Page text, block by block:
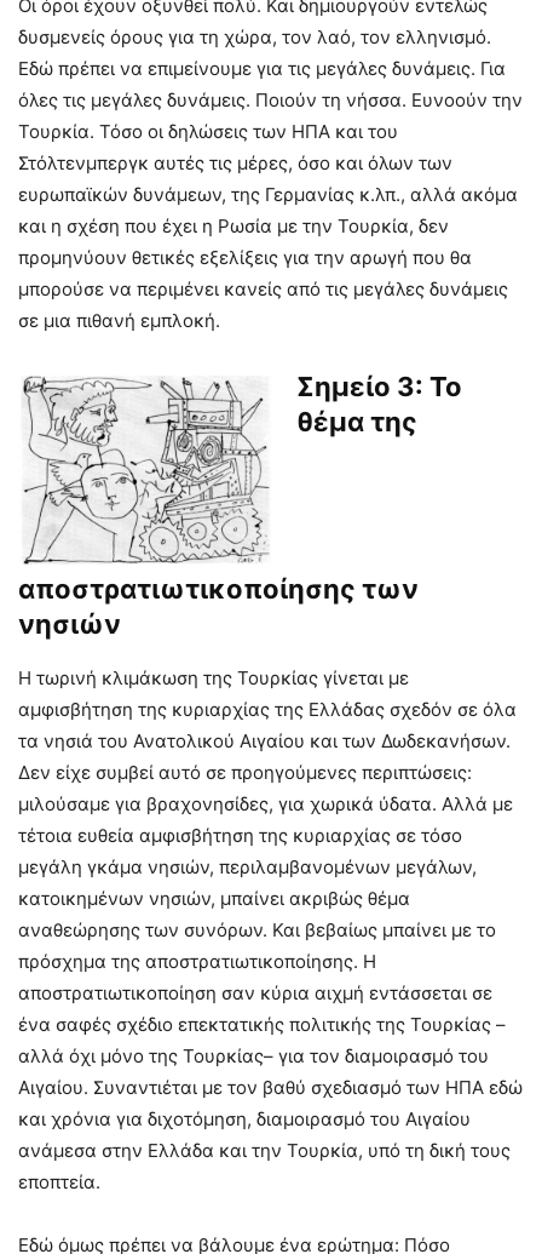
Οι όροι έχουν οξυνθεί πολύ. Και δημιουργούν εντελώς
δυσμενείς όρους για τη χώρα, τον λαό, τον ελληνισμό.
Εδώ πρέπει να επιμείνουμε για τις μεγάλες δυνάμεις. Για
όλες τις μεγάλες δυνάμεις. Ποιούν τη νήσσα. Ευνοούν την
Τουρκία. Τόσο οι δηλώσεις των ΗΠΑ και του
Στόλτενμπεργκ αυτές τις μέρες, όσο και όλων των
ευρωπαϊκών δυνάμεων, της Γερμανίας κ.λπ., αλλά ακόμα
και η σχέση που έχει η Ρωσία με την Τουρκία, δεν
προμηνύουν θετικές εξελίξεις για την αρωγή που θα
μπορούσε να περιμένει κανείς από τις μεγάλες δυνάμεις
σε μια πιθανή εμπλοκή.
Σημείο 3: Το
θέμα της
αποστρατιωτικοποίησης των
νησιών
Η τωρινή κλιμάκωση της Τουρκίας γίνεται με
αμφισβήτηση της κυριαρχίας της Ελλάδας σχεδόν σε όλα
τα νησιά του Ανατολικού Αιγαίου και των Δωδεκανήσων.
Δεν είχε συμβεί αυτό σε προηγούμενες περιπτώσεις:
μιλούσαμε για βραχονησίδες, για χωρικά ύδατα. Αλλά με
τέτοια ευθεία αμφισβήτηση της κυριαρχίας σε τόσο
μεγάλη γκάμα νησιών, περιλαμβανομένων μεγάλων,
κατοικημένων νησιών, μπαίνει ακριβώς θέμα
αναθεώρησης των συνόρων. Και βεβαίως μπαίνει με το
πρόσχημα της αποστρατιωτικοποίησης. Η
αποστρατιωτικοποίηση σαν κύρια αιχμή εντάσσεται σε
ένα σαφές σχέδιο επεκτατικής πολιτικής της Τουρκίας –
αλλά όχι μόνο της Τουρκίας– για τον διαμοιρασμό του
Αιγαίου. Συναντιέται με τον βαθύ σχεδιασμό των ΗΠΑ εδώ
και χρόνια για διχοτόμηση, διαμοιρασμό του Αιγαίου
ανάμεσα στην Ελλάδα και την Τουρκία, υπό τη δική τους
εποπτεία.
Εδώ όμως πρέπει να βάλουμε ένα ερώτημα: Πόσο